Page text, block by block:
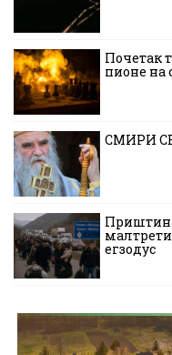
Почетак
пионе на
СМИРИ
егзодус